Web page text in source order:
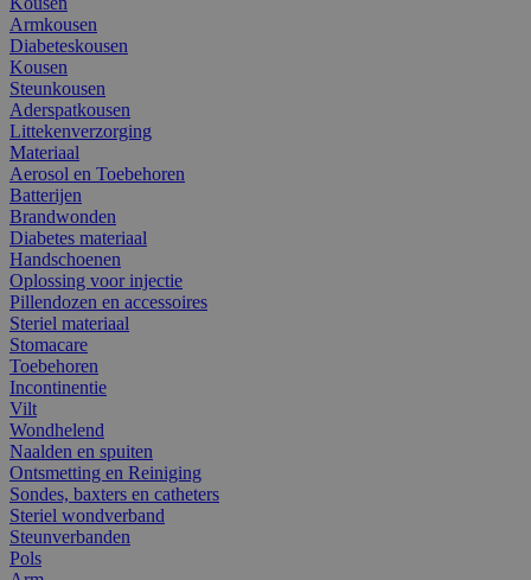
Armkousen
Diabeteskousen
Kousen
Steunkousen
Aderspatkousen
Littekenverzorging
Materiaal
Aerosol en Toebehoren
Batterijen
Brandwonden
Diabetes materiaal
Handschoenen
Oplossing voor injectie
Pillendozen en accessoires
Steriel materiaal
Stomacare
Toebehoren
Incontinentie
Vilt
Wondhelend
Naalden en spuiten
Ontsmetting en Reiniging
Sondes, baxters en catheters
Steriel wondverband
Steunverbanden
Pols